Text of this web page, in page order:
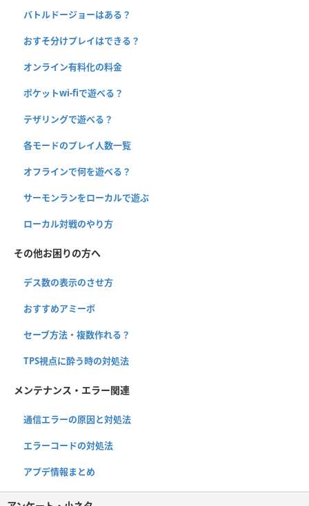
バトルドージョーはある？
おすそ分けプレイはできる？
オンライン有料化の料金
ポケットwi-fiで遊べる？
テザリングで遊べる？
各モードのプレイ人数一覧
オフラインで何を遊べる？
サーモンランをローカルで遊ぶ
ローカル対戦のやり方
その他お困りの方へ
デス数の表示のさせ方
おすすめアミーボ
セーブ方法・複数作れる？
TPS視点に酔う時の対処法
メンテナンス・エラー関連
通信エラーの原因と対処法
エラーコードの対処法
アプデ情報まとめ